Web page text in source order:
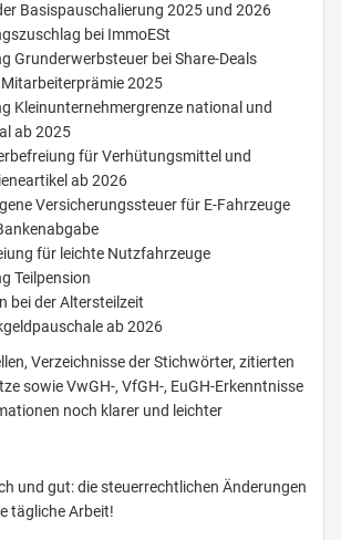
Basispauschalierung 2025 und 2026
bei ImmoESt
Grunderwerbsteuer bei Share-Deals
2025
Kleinunternehmergrenze national und
ab 2025
für Verhütungsmittel und
ab 2026
Versicherungssteuer für E-Fahrzeuge
für leichte Nutzfahrzeuge
Teilpension
bei der Altersteilzeit
ab 2026
Verzeichnisse der Stichwörter, zitierten
sowie VwGH-, VfGH-, EuGH-Erkenntnisse
noch klarer und leichter
und gut: die steuerrechtlichen Änderungen
tägliche Arbeit!